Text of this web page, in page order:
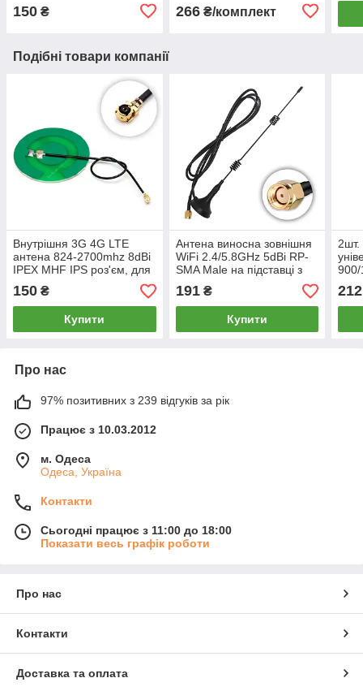
150 ₴ 266₴/комплект
Подібні товари компанії
Внутрішня 3G 4G LTE
антена 824-2700mhz 8dBi
IPEX MHF IPS роз'єм, для
GSM модулів,
сигналізацій, Arduino
150 ₴
Купити
Антена виносна зовнішня
WiFi 2.4/5.8GHz 5dBi RP-
SMA Male на підставці з
магнітом, для роутерів
модемів репітерів
191₴
Купити
2шт.
900/
212
Про нас
97% позитивних з 239 відгуків за рік
Працює з 10.03.2012
м. Одеса
Одеса, Україна
Контакти
Сьогодні працює з 11:00 до 18:00
Показати весь графік роботи
Про нас
Контакти
Доставка та оплата